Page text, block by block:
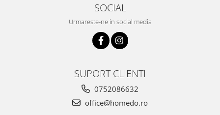
Ustensile de masura
SOCIAL
Urmareste-ne in social media
SUPORT CLIENTI
0752086632
office@homedo.ro